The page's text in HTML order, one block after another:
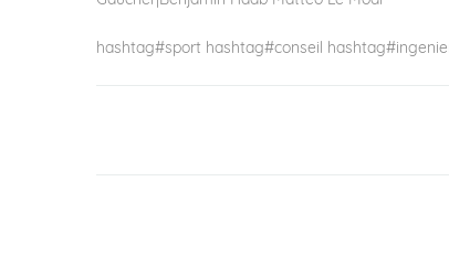
hashtag#sport hashtag#conseil hashtag#